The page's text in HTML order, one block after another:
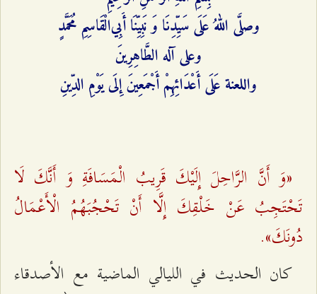
وصلَّى اللهُ عَلَى سَيِّدِنَا وَ نَبِيِّنَا أَبِي‌الْقَاسِمِ مُحَمَّدٍ
وعلى آله الطَّاهِرِينَ
واللعنة عَلَى أَعْدَائِهِمْ أَجْمَعِينَ‌ إِلَى يَوْمِ الدِّينِ
«وَ أَنَّ الرَّاحِلَ إِلَيْكَ قَرِيبُ الْمَسَافَةِ وَ أَنَّكَ لَا
تَحْتَجِبُ عَنْ خَلْقِكَ إِلَّا أَنْ تَحْجُبَهُمُ الْأَعْمَالُ
دُونَكَ».
كان الحديث في الليالي الماضية مع الأصدقاء